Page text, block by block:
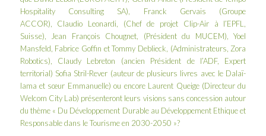
Hospitality Consulting SA), Franck Gervais (Groupe
ACCOR), Claudio Leonardi, (Chef de projet Clip-Air à l’EPFL,
Suisse), Jean François Chougnet, (Président du MUCEM), Yoel
Mansfeld, Fabrice Goffin et Tommy Deblieck, (Administrateurs, Zora
Robotics), Claudy Lebreton (ancien Président de l’ADF, Expert
territorial) Sofia Stril-Rever (auteur de plusieurs livres avec le Dalaï-
lama et sœur Emmanuelle) ou encore Laurent Queige (Directeur du
Welcom City Lab) présenteront leurs visions sans concession autour
du thème « Du Développement Durable au Développement Ethique et
Responsable dans le Tourisme en 2030-2050 »?